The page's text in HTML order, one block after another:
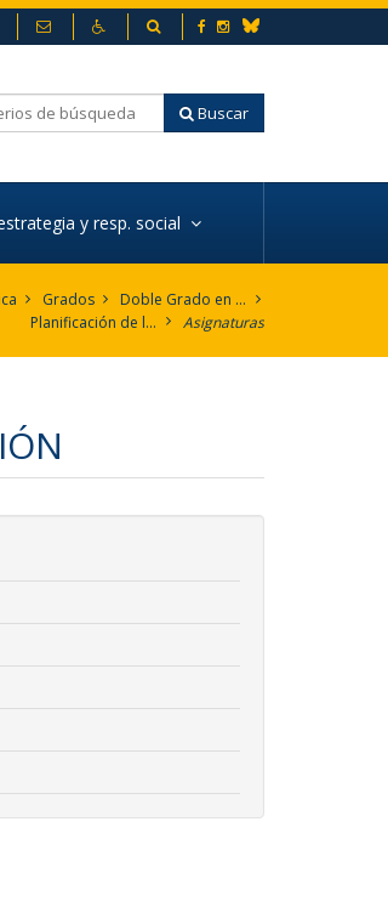
FacebookInstagram
Bluesky
frecuentes
Mapa web Contacto AccesibilidadBuscador
Buscar
y resp. social
Grados
Doble Grado en Traducción e Interpretación: alemán y Relaciones Internacionales
Planificación de la enseñanza
Asignaturas